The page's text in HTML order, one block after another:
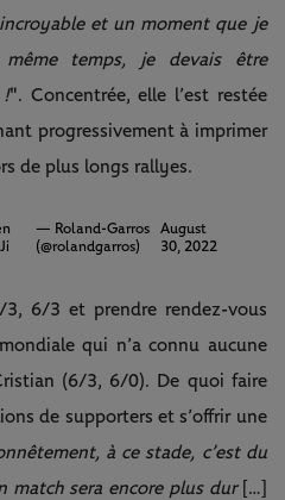
et un moment que je
temps, je devais être
!". Concentrée, elle l’est restée
progressivement à imprimer
de plus longs rallyes.
— Roland-Garros
(@rolandgarros)
August
30, 2022
3, 6/3 et prendre rendez-vous
qui n’a connu aucune
(6/3, 6/0). De quoi faire
de supporters et s’offrir une
à ce stade, c’est du
match sera encore plus dur[…]